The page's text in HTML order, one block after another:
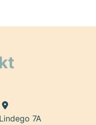
Lindego 7A